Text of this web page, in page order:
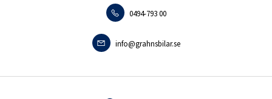
0494-793 00
info@grahnsbilar.se
0140-18095
info.tranas@grahnsbilar.se